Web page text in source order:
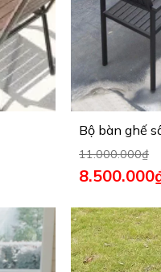
Bộ bàn ghế
11.000.000₫
8.500.000